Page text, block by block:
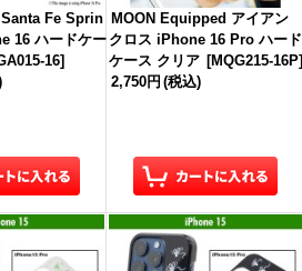
Fe Sprin
16 ハードケー
16]
MOON Equipped アイアン
クロス iPhone 16 Pro ハード
ケース クリア [MQG215-16P]
2,750円 (税込)